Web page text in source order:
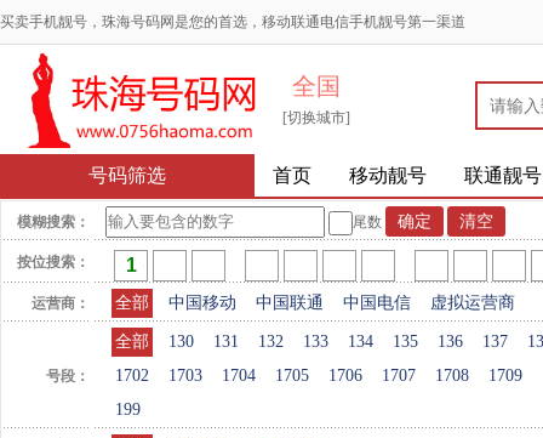
买卖手机靓号，珠海号码网是您的首选，移动联通电信手机靓号第一渠道
全国
[切换城市]
号码筛选 首页 移动靓号 联通靓号
模糊搜索： 尾数
按位搜索：
运营商： 全部 中国移动 中国联通 中国电信 虚拟运营商
号段：
全部 130 131 132 133 134 135 136 137
1702
1703 1704 1705 1706 1707 1708 1709
199